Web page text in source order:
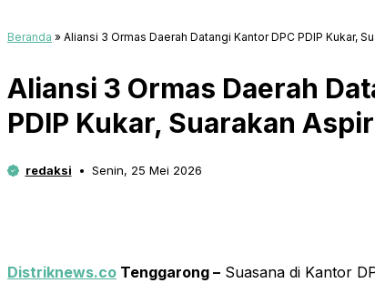
Beranda » Aliansi 3 Ormas Daerah Datangi Kantor DPC PDIP Kukar,
Aliansi 3 Ormas Daerah
PDIP Kukar, Suarakan
redaksi Senin, 25 Mei 2026
Distriknews.co Tenggarong – Suasana di Kantor